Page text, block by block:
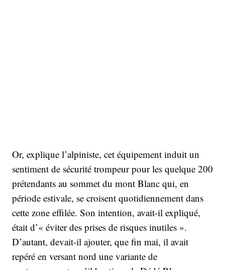
Or, explique l’alpiniste, cet équipement induit un
sentiment de sécurité trompeur pour les quelque 200
prétendants au sommet du mont Blanc qui, en
période estivale, se croisent quotidiennement dans
cette zone effilée. Son intention, avait-il expliqué,
était d’« éviter des prises de risques inutiles ».
D’autant, devait-il ajouter, que fin mai, il avait
repéré en versant nord une variante de